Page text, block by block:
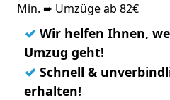
Min. ➨ Umzüge ab 82€
✓ Wir helfen Ihnen,
Umzug geht!
✓ Schnell &
erhalten!